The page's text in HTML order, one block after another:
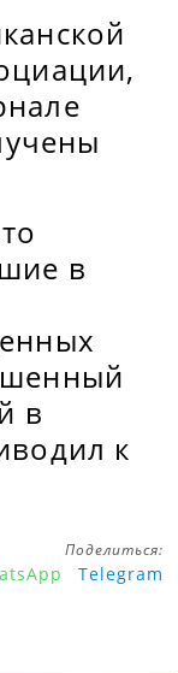
в
в
к
Поделиться:
Telegram